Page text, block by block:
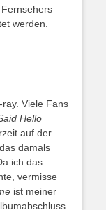
werden.
Viele Fans
Hello
auf der
damals
ich das
vermisse
ist meiner